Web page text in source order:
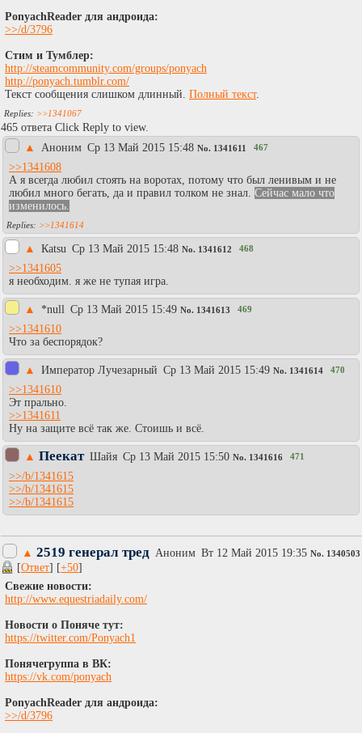
PonyachReader для андроида:
>>/d/3796
Стим и Тумблер:
http://steamcommunity.com/groups/ponyach
http://ponyach.tumblr.com/
Текст сообщения слишком длинный. Полный текст.
>>1341067
465 ответа Click Reply to view.
▲
Аноним Ср 13 Май 2015 15:48 No. 1341611 467
>>1341608
А я всегда любил стоять на воротах, потому что был ленивым и не
любил много бегать, да и правил толком не знал. Сейчас мало что
изменилось.
>>1341614
▲ Каtsu Ср 13 Май 2015 15:48 No. 1341612 468
>>1341605
я необходим. я же не тупая игра.
▲ *null Ср 13 Май 2015 15:49 No. 1341613 469
>>1341610
Что за беспорядок?
▲ Император Лучезарный Ср 13 Май 2015 15:49 No. 1341614 470
>>1341610
Эт прально.
>>1341611
Ну на защите всё так же. Стоишь и всё.
▲ Пеекат Шайя Ср 13 Май 2015 15:50 No. 1341616 471
>>/b/1341615
>>/b/1341615
>>/b/1341615
▲ 2519 генерал тред Аноним Вт 12 Май 2015 19:35 No. 1340503
[Ответ] [+50]
Свежие новости:
http://www.equestriadaily.com/
Новости о Поняче тут:
https://twitter.com/Ponyach1
Понячегруппа в ВК:
https://vk.com/ponyach
PonyachReader для андроида:
>>/d/3796